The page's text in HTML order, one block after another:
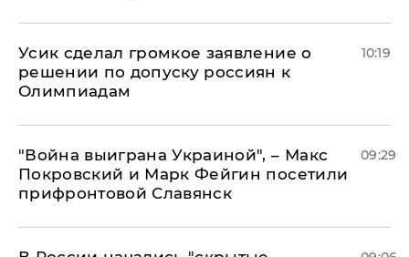
Усик сделал громкое заявление о
решении по допуску россиян к
Олимпиадам
10:19
"Война выиграна Украиной", – Макс
Покровский и Марк Фейгин посетили
прифронтовой Славянск
09:29